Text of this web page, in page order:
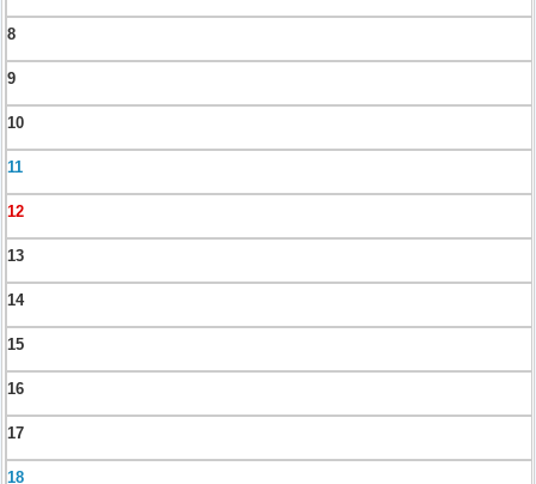
8
9
10
11
12
13
14
15
16
17
18